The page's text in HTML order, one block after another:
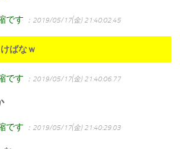
です ：2019/05/17(金) 21:40:02.45
ばなｗ
です ：2019/05/17(金) 21:40:06.77
です ：2019/05/17(金) 21:40:29.03